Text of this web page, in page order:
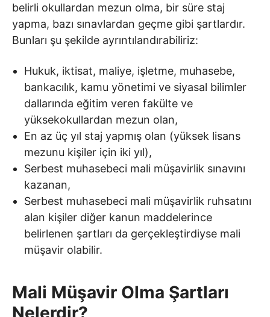
belirli okullardan mezun olma, bir süre staj
yapma, bazı sınavlardan geçme gibi şartlardır.
Bunları şu şekilde ayrıntılandırabiliriz:
Hukuk, iktisat, maliye, işletme, muhasebe,
bankacılık, kamu yönetimi ve siyasal bilimler
dallarında eğitim veren fakülte ve
yüksekokullardan mezun olan,
En az üç yıl staj yapmış olan (yüksek lisans
mezunu kişiler için iki yıl),
Serbest muhasebeci mali müşavirlik sınavını
kazanan,
Serbest muhasebeci mali müşavirlik ruhsatını
alan kişiler diğer kanun maddelerince
belirlenen şartları da gerçekleştirdiyse mali
müşavir olabilir.
Mali Müşavir Olma Şartları
Nelerdir?